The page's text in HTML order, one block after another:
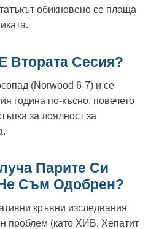
обикновено се плаща
Втората Сесия?
(Norwood 6-7) и се
година по-късно, повечето
за лоялност за
Парите Си
Съм Одобрен?
кръвни изследвания
проблем (като ХИВ, Хепатит